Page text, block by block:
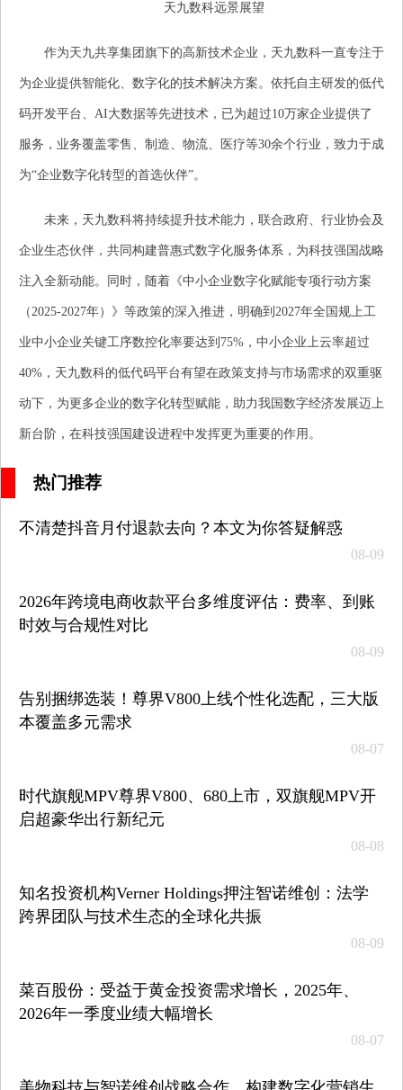
天九数科远景展望
作为天九共享集团旗下的高新技术企业，天九数科一直专注于
为企业提供智能化、数字化的技术解决方案。依托自主研发的低代
码开发平台、AI大数据等先进技术，已为超过10万家企业提供了
服务，业务覆盖零售、制造、物流、医疗等30余个行业，致力于成
为“企业数字化转型的首选伙伴”。
未来，天九数科将持续提升技术能力，联合政府、行业协会及
企业生态伙伴，共同构建普惠式数字化服务体系，为科技强国战略
注入全新动能。同时，随着《中小企业数字化赋能专项行动方案
（2025-2027年）》等政策的深入推进，明确到2027年全国规上工
业中小企业关键工序数控化率要达到75%，中小企业上云率超过
40%，天九数科的低代码平台有望在政策支持与市场需求的双重驱
动下，为更多企业的数字化转型赋能，助力我国数字经济发展迈上
新台阶，在科技强国建设进程中发挥更为重要的作用。
热门推荐
不清楚抖音月付退款去向？本文为你答疑解惑
08-09
2026年跨境电商收款平台多维度评估：费率、到账
时效与合规性对比
08-09
告别捆绑选装！尊界V800上线个性化选配，三大版
本覆盖多元需求
08-07
时代旗舰MPV尊界V800、680上市，双旗舰MPV开
启超豪华出行新纪元
08-08
知名投资机构Verner Holdings押注智诺维创：法学
跨界团队与技术生态的全球化共振
08-09
菜百股份：受益于黄金投资需求增长，2025年、
2026年一季度业绩大幅增长
08-07